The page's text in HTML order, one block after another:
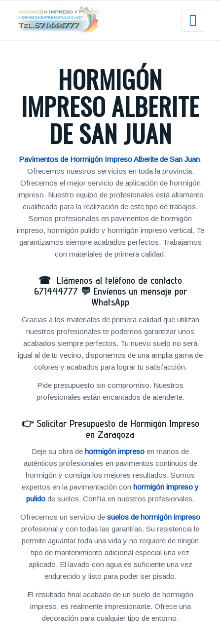
HORMIGÓN
IMPRESO ALBERITE
DE SAN JUAN
Pavimentos de Hormigón Impreso Alberite de San Juan.
Ofrecemos nuestros servicios en toda la provincia.
Ofrecemos el mejor servicio de aplicación de hormigón
impreso. Nuestro equipo de profesionales está altamente
cualificado para la realización de este tipo de trabajos.
Somos profesionales en pavimentos de hormigón
impreso, hormigón pulido y hormigón impreso vertical. Te
garantizamos siempre acabados perfectos. Trabajamos
con materiales de primera calidad.
☎ Llámenos al teléfono de contacto
671444777 💬 Envíenos un mensaje por
WhatsApp
Gracias a los materiales de primera calidad que utilizan
nuestros profesionales te podemos garantizar unos
acabados siempre perfectos. Tu nuevo suelo no será
igual al de tu vecino, disponemos de una amplia gama de
colores y acabados para lograr tu satisfacción.
Pide presupuesto sin compromiso. Nuestros
profesionales están encantados de atenderte.
👉 Solicitar Presupuesto de Hormigón Impreso
en Zaragoza
Deje su obra dehormigón impreso en manos de
auténticos profesionales en pavimentos continuos de
hormigón y consiga los mejores resultados. Somos
expertos en la pavimentación conhormigón impreso y
pulido de suelos. Confía en nuestros profesionales.
Ofrecemos un servicio desuelos de hormigón impreso
profesional y con todas las garantías. Su resistencia le
permite aguantar toda una vida y no requiere de ningún
tipo de mantenimiento adicional especial una vez
aplicado. El lavado con agua es suficiente una vez
endurecido y listo para poder ser pisado.
El resultado final acabado de un suelo de hormigón
impreso, es realmente impresionante. Ofrece una
decoración para cualquier tipo de entorno.